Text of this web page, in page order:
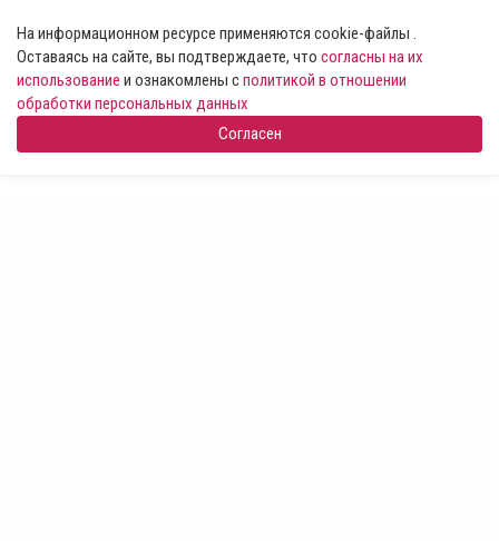
На информационном ресурсе применяются cookie-файлы .
Оставаясь на сайте, вы подтверждаете, что согласны на их
использование и ознакомлены сполитикой в отношении
обработки персональных данных
Согласен